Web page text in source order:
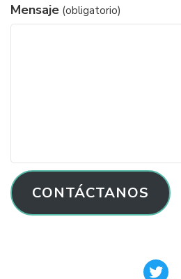
Mensaje (obligatorio)
CONTÁCTANOS
Twitter